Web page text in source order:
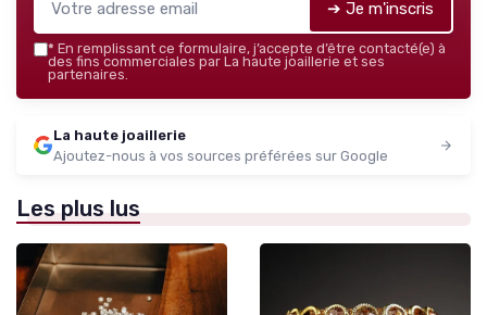
➔ Je m'inscris
* En remplissant ce formulaire, j’accepte d’être contacté(e) à
des fins commerciales par La haute joaillerie et ses
partenaires.
La haute joaillerie
Ajoutez-nous à vos sources préférées sur Google
Les plus lus